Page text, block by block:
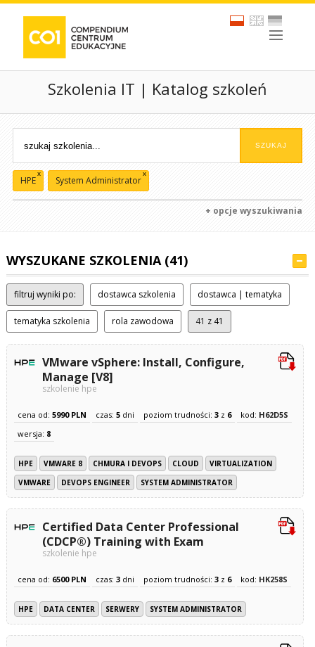
Szkolenia IT | Katalog szkoleń
HPE
x
System Administrator
x
+ opcje wyszukiwania
WYSZUKANE SZKOLENIA (41)
filtruj wyniki po: dostawca szkolenia dostawca | tematyka
tematyka szkolenia rola zawodowa 41 z 41
VMware vSphere: Install, Configure,
Manage [V8]
szkolenie hpe
cena od: 5990 PLN czas: 5dni poziom trudności: 3z 6 kod: H62D5S
wersja: 8
HPE VMWARE 8 CHMURA I DEVOPS CLOUD
VIRTUALIZATION
VMWARE
DEVOPS ENGINEER SYSTEM ADMINISTRATOR
Certified Data Center Professional
(CDCP®) Training with Exam
szkolenie hpe
cena od: 6500 PLN czas: 3dni poziom trudności: 3z 6 kod: HK258S
HPE DATA CENTER SERWERY SYSTEM ADMINISTRATOR